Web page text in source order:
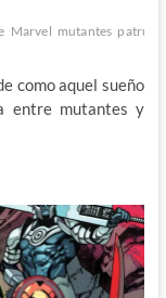
Marvel mutantes patrulla
como aquel sueño
entre mutantes y